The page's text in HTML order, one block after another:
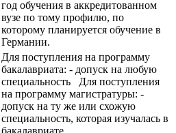
год обучения в аккредитованном
вузе по тому профилю, по
которому планируется обучение в
Германии.
Для поступления на программу
бакалавриата: - допуск на любую
специальность Для поступления
на программу магистратуры: -
допуск на ту же или схожую
специальность, которая изучалась в
бакалавриате